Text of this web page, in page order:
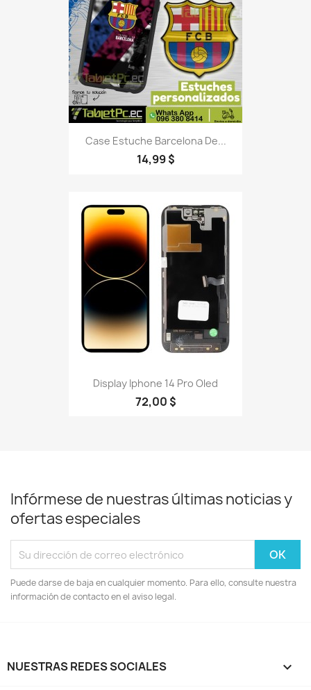
Case Estuche Barcelona De...
14,99 $
Display Iphone 14 Pro Oled
72,00 $
Infórmese de nuestras últimas noticias y
ofertas especiales
Puede darse de baja en cualquier momento. Para ello, consulte nuestra
información de contacto en el aviso legal.
NUESTRAS REDES SOCIALES 